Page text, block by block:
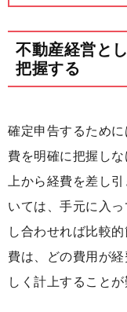
不動産経営と
把握する
確定申告するため
費を明確に把握し
上から経費を差し
いては、手元に入
し合わせれば比較
費は、どの費用が
しく計上することが